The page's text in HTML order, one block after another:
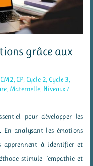
grâce aux
CM2, CP, Cycle 2, Cycle 3,
, Maternelle, Niveaux/
pour développer les
En analysant les émotions
apprennent à identifier et
stimule l’empathie et